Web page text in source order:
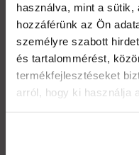
használva, mint a sütik,
hozzáférünk az Ön
személyre szabott
és tartalommérést,
termékfejlesztéseket
arról, hogy ki használja
Információgyűjtés
Eladó házak
Eladó lakások
Települések